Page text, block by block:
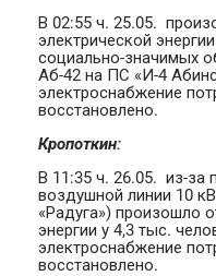
В 02:55 ч. 25.05.
электрической
социально-значимых
Аб-42 на ПС «И-4
электроснабжение
восстановлено.
Кропоткин:
В 11:35 ч. 26.05. из-за
воздушной линии 10
«Радуга») произошло
энергии у 4,3 тыс.
электроснабжение
восстановлено.